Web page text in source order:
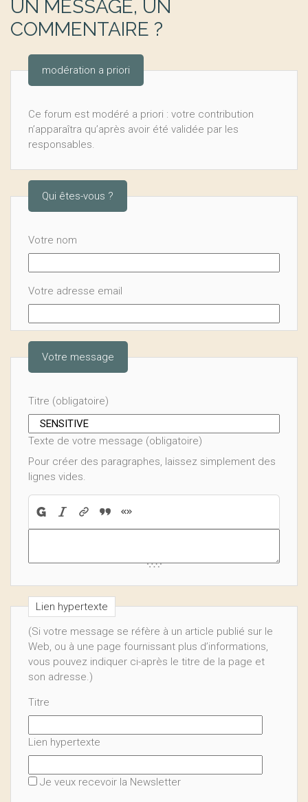
UN MESSAGE, UN
COMMENTAIRE ?
modération a priori
Ce forum est modéré a priori : votre contribution
n’apparaîtra qu’après avoir été validée par les
responsables.
Qui êtes-vous ?
Votre nom
Votre adresse email
Votre message
Titre (obligatoire)
Texte de votre message (obligatoire)
Pour créer des paragraphes, laissez simplement des
lignes vides.
Lien hypertexte
(Si votre message se réfère à un article publié sur le
Web, ou à une page fournissant plus d’informations,
vous pouvez indiquer ci-après le titre de la page et
son adresse.)
Titre
Lien hypertexte
Je veux recevoir la Newsletter